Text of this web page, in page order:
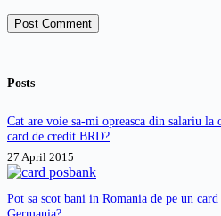
Post Comment
Posts
Cat are voie sa-mi opreasca din salariu
card de credit BRD?
27 April 2015
Pot sa scot bani in Romania de pe un